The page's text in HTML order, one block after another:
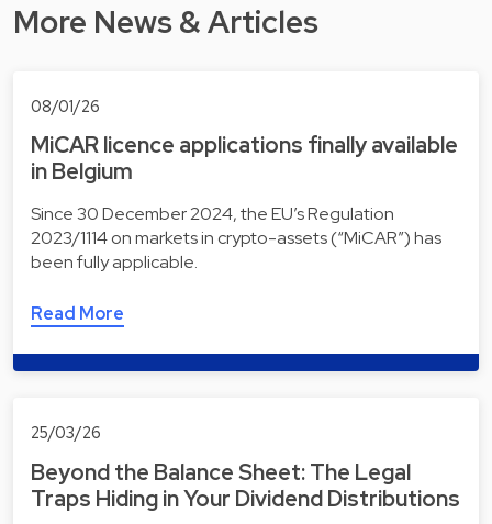
More News & Articles
08/01/26
MiCAR licence applications finally available
in Belgium
Since 30 December 2024, the EU’s Regulation
2023/1114 on markets in crypto-assets (“MiCAR”) has
been fully applicable.
Read More
25/03/26
Beyond the Balance Sheet: The Legal
Traps Hiding in Your Dividend Distributions